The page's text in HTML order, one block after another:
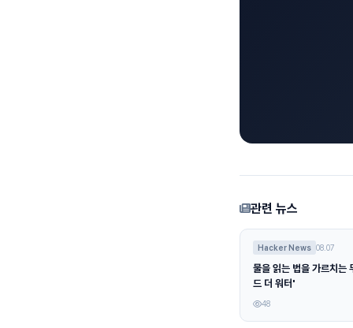
관련 뉴스
Hacker News 08.07
물을 읽는 법을 가르치는
드 더 워터'
48